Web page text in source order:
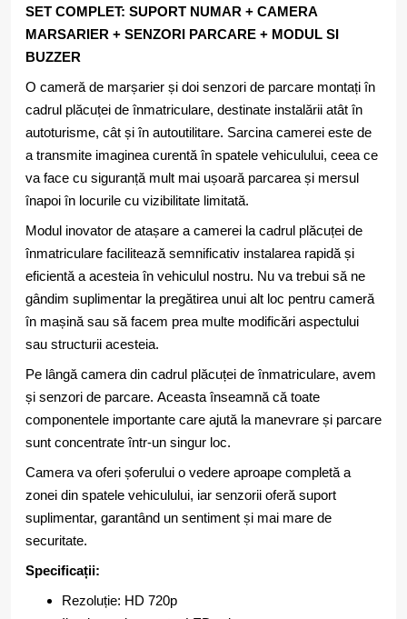
SET COMPLET: SUPORT NUMAR + CAMERA
MARSARIER + SENZORI PARCARE + MODUL SI
BUZZER
O cameră de marșarier și doi senzori de parcare montați în
cadrul plăcuței de înmatriculare, destinate instalării atât în
autoturisme, cât și în autoutilitare. Sarcina camerei este de
a transmite imaginea curentă în spatele vehiculului, ceea ce
va face cu siguranță mult mai ușoară parcarea și mersul
înapoi în locurile cu vizibilitate limitată.
Modul inovator de atașare a camerei la cadrul plăcuței de
înmatriculare facilitează semnificativ instalarea rapidă și
eficientă a acesteia în vehiculul nostru. Nu va trebui să ne
gândim suplimentar la pregătirea unui alt loc pentru cameră
în mașină sau să facem prea multe modificări aspectului
sau structurii acesteia.
Pe lângă camera din cadrul plăcuței de înmatriculare, avem
și senzori de parcare. Aceasta înseamnă că toate
componentele importante care ajută la manevrare și parcare
sunt concentrate într-un singur loc.
Camera va oferi șoferului o vedere aproape completă a
zonei din spatele vehiculului, iar senzorii oferă suport
suplimentar, garantând un sentiment și mai mare de
securitate.
Specificații:
Rezoluție: HD 720p